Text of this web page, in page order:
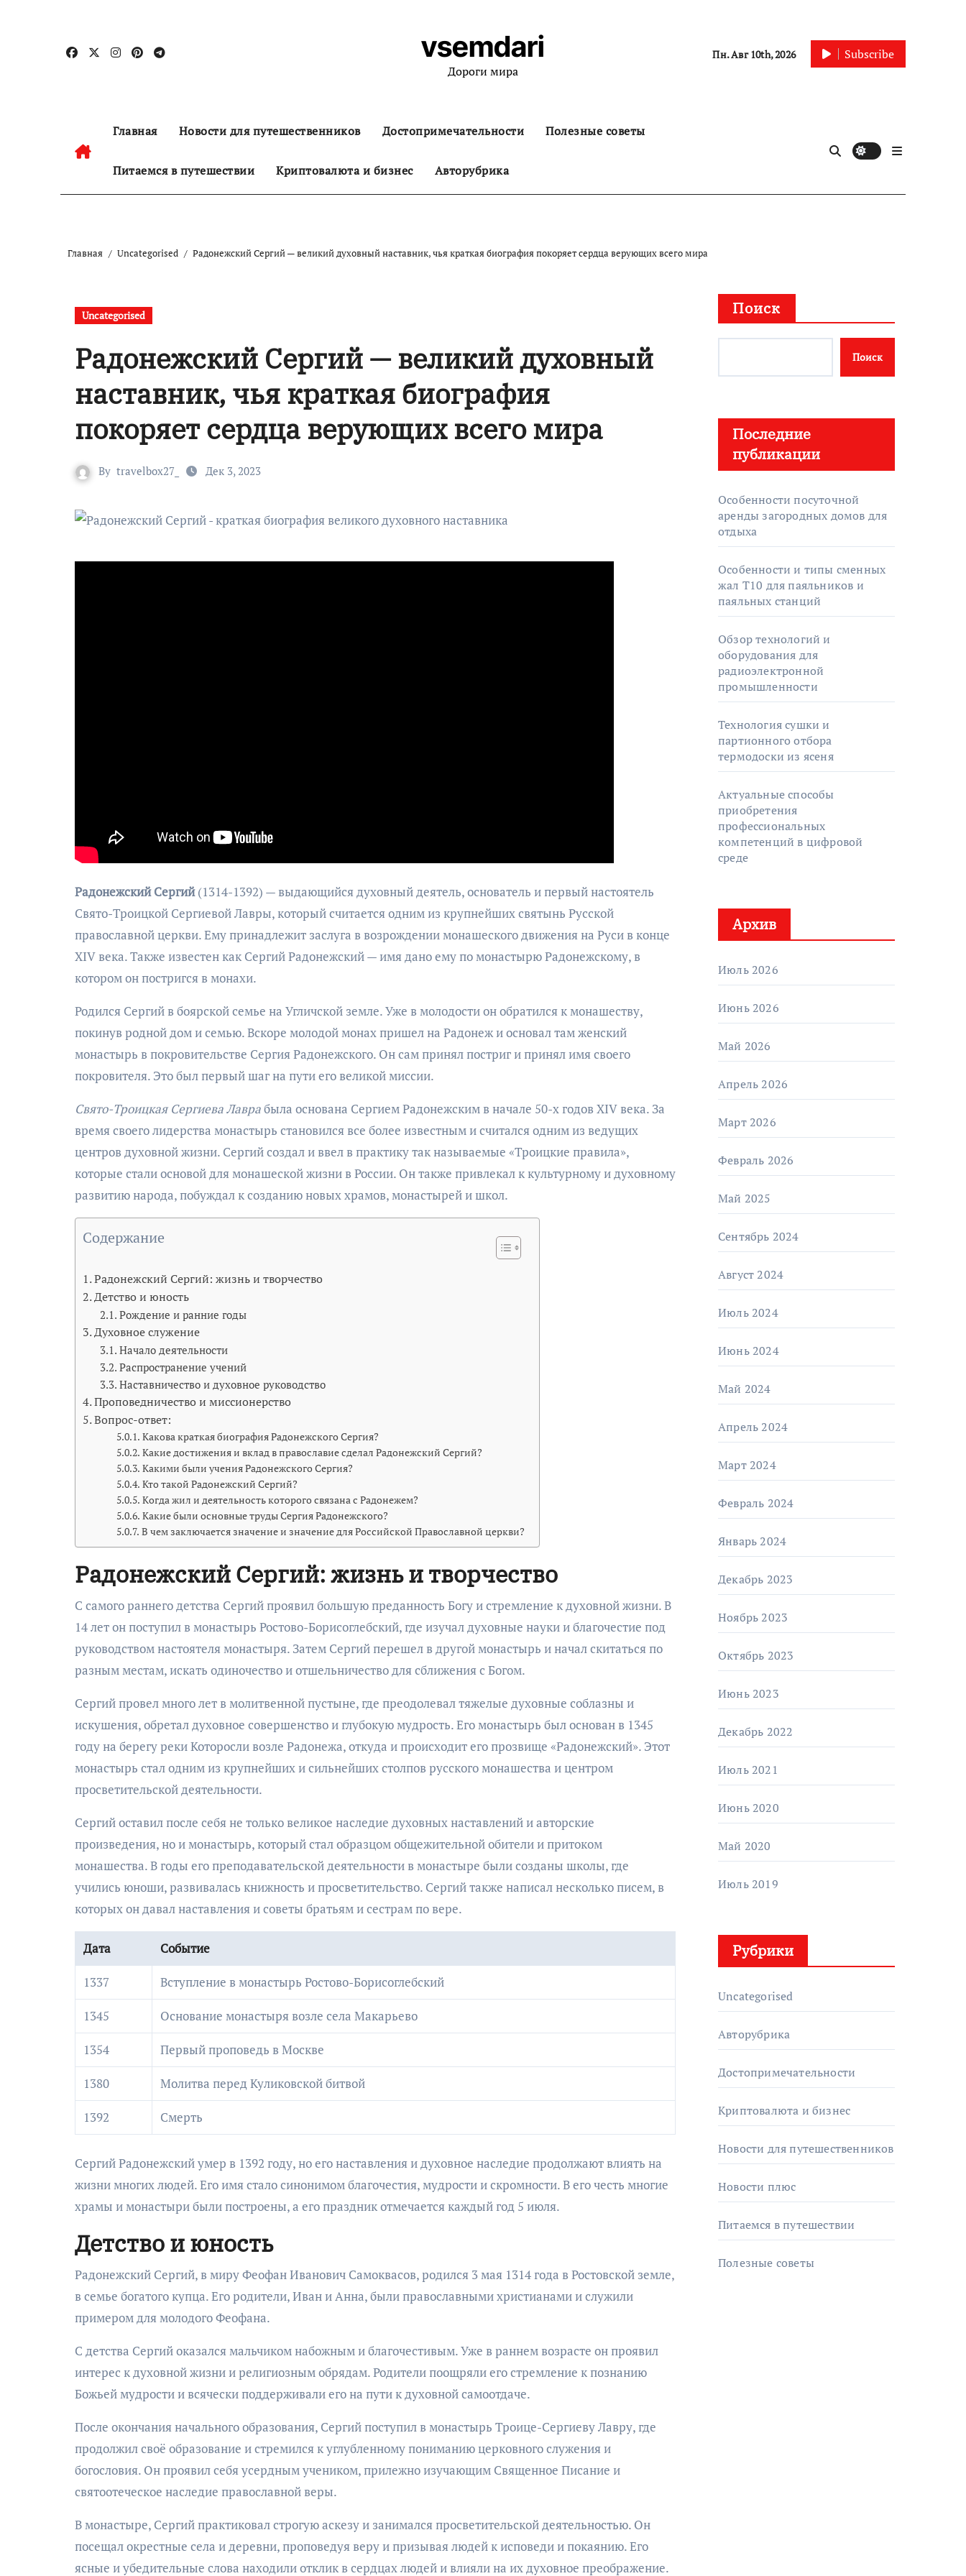
содержанию
vsemdari
Дороги мира
Пн. Авг 10th, 2026 Subscribe
Главная Новости для путешественников Достопримечательности Полезные советы
Питаемся в путешествии Криптовалюта и бизнес Авторубрика
Главная Uncategorised Радонежский Сергий — великий духовный наставник, чья краткая биография покоряет сердца верующих всего мира
Uncategorised
Радонежский Сергий — великий духовный
наставник, чья краткая биография
покоряет сердца верующих всего мира
By travelbox27_ Дек 3, 2023
Радонежский Сергий(1314-1392) — выдающийся духовный деятель, основатель и первый настоятель
Свято-Троицкой Сергиевой Лавры, который считается одним из крупнейших святынь Русской
православной церкви. Ему принадлежит заслуга в возрождении монашеского движения на Руси в конце
XIV века. Также известен как Сергий Радонежский — имя дано ему по монастырю Радонежскому, в
котором он постригся в монахи.
Родился Сергий в боярской семье на Угличской земле. Уже в молодости он обратился к монашеству,
покинув родной дом и семью. Вскоре молодой монах пришел на Радонеж и основал там женский
монастырь в покровительстве Сергия Радонежского. Он сам принял постриг и принял имя своего
покровителя. Это был первый шаг на пути его великой миссии.
Свято-Троицкая Сергиева Лаврабыла основана Сергием Радонежским в начале 50-х годов XIV века. За
время своего лидерства монастырь становился все более известным и считался одним из ведущих
центров духовной жизни. Сергий создал и ввел в практику так называемые «Троицкие правила»,
которые стали основой для монашеской жизни в России. Он также привлекал к культурному и духовному
развитию народа, побуждал к созданию новых храмов, монастырей и школ.
Содержание
Радонежский Сергий: жизнь и творчество
Детство и юность
Рождение и ранние годы
Духовное служение
Начало деятельности
Распространение учений
Наставничество и духовное руководство
Проповедничество и миссионерство
Вопрос-ответ:
Какова краткая биография Радонежского Сергия?
Какие достижения и вклад в православие сделал Радонежский Сергий?
Какими были учения Радонежского Сергия?
Кто такой Радонежский Сергий?
Когда жил и деятельность которого связана с Радонежем?
Какие были основные труды Сергия Радонежского?
В чем заключается значение и значение для Российской Православной церкви?
Радонежский Сергий: жизнь и творчество
С самого раннего детства Сергий проявил большую преданность Богу и стремление к духовной жизни. В
14 лет он поступил в монастырь Ростово-Борисоглебский, где изучал духовные науки и благочестие под
руководством настоятеля монастыря. Затем Сергий перешел в другой монастырь и начал скитаться по
разным местам, искать одиночество и отшельничество для сближения с Богом.
Сергий провел много лет в молитвенной пустыне, где преодолевал тяжелые духовные соблазны и
искушения, обретал духовное совершенство и глубокую мудрость. Его монастырь был основан в 1345
году на берегу реки Которосли возле Радонежа, откуда и происходит его прозвище «Радонежский». Этот
монастырь стал одним из крупнейших и сильнейших столпов русского монашества и центром
просветительской деятельности.
Сергий оставил после себя не только великое наследие духовных наставлений и авторские
произведения, но и монастырь, который стал образцом общежительной обители и притоком
монашества. В годы его преподавательской деятельности в монастыре были созданы школы, где
учились юноши, развивалась книжность и просветительство. Сергий также написал несколько писем, в
которых он давал наставления и советы братьям и сестрам по вере.
Дата Событие
1337 Вступление в монастырь Ростово-Борисоглебский
1345 Основание монастыря возле села Макарьево
1354 Первый проповедь в Москве
1380 Молитва перед Куликовской битвой
1392 Смерть
Сергий Радонежский умер в 1392 году, но его наставления и духовное наследие продолжают влиять на
жизни многих людей. Его имя стало синонимом благочестия, мудрости и скромности. В его честь многие
храмы и монастыри были построены, а его праздник отмечается каждый год 5 июля.
Детство и юность
Радонежский Сергий, в миру Феофан Иванович Самоквасов, родился 3 мая 1314 года в Ростовской земле,
в семье богатого купца. Его родители, Иван и Анна, были православными христианами и служили
примером для молодого Феофана.
С детства Сергий оказался мальчиком набожным и благочестивым. Уже в раннем возрасте он проявил
интерес к духовной жизни и религиозным обрядам. Родители поощряли его стремление к познанию
Божьей мудрости и всячески поддерживали его на пути к духовной самоотдаче.
После окончания начального образования, Сергий поступил в монастырь Троице-Сергиеву Лавру, где
продолжил своё образование и стремился к углубленному пониманию церковного служения и
богословия. Он проявил себя усердным учеником, прилежно изучающим Священное Писание и
святоотеческое наследие православной веры.
В монастыре, Сергий практиковал строгую аскезу и занимался просветительской деятельностью. Он
посещал окрестные села и деревни, проповедуя веру и призывая людей к исповеди и покаянию. Его
ясные и убедительные слова находили отклик в сердцах людей и влияли на их духовное преображение.
Поиск
Поиск
Последние
публикации
Особенности посуточной
аренды загородных домов для
отдыха
Особенности и типы сменных
жал T10 для паяльников и
паяльных станций
Обзор технологий и
оборудования для
радиоэлектронной
промышленности
Технология сушки и
партионного отбора
термодоски из ясеня
Актуальные способы
приобретения
профессиональных
компетенций в цифровой
среде
Архив
Июль 2026
Июнь 2026
Май 2026
Апрель 2026
Март 2026
Февраль 2026
Май 2025
Сентябрь 2024
Август 2024
Июль 2024
Июнь 2024
Май 2024
Апрель 2024
Март 2024
Февраль 2024
Январь 2024
Декабрь 2023
Ноябрь 2023
Октябрь 2023
Июнь 2023
Декабрь 2022
Июль 2021
Июнь 2020
Май 2020
Июль 2019
Рубрики
Uncategorised
Авторубрика
Достопримечательности
Криптовалюта и бизнес
Новости для путешественников
Новости плюс
Питаемся в путешествии
Полезные советы